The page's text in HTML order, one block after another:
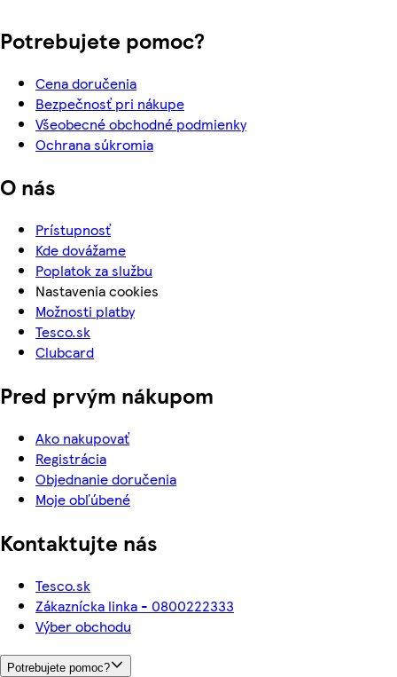
Potrebujete pomoc?
Cena doručenia
Bezpečnosť pri nákupe
Všeobecné obchodné podmienky
Ochrana súkromia
O nás
Prístupnosť
Kde dovážame
Poplatok za službu
Nastavenia cookies
Možnosti platby
Tesco.sk
Clubcard
Pred prvým nákupom
Ako nakupovať
Registrácia
Objednanie doručenia
Moje obľúbené
Kontaktujte nás
Tesco.sk
Zákaznícka linka - 0800222333
Výber obchodu
Potrebujete pomoc?